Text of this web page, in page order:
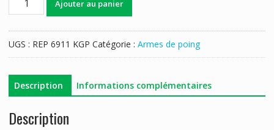
KGP69....
Ajouter au panier
UGS : REP 6911 KGP Catégorie : Armes de poing
Description Informations complémentaires
Description